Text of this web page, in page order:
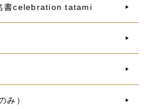
書celebration tatami
み）